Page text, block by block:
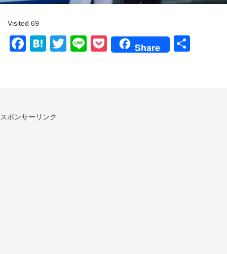
Visited 69
Facebook
Hatena
Twitter
LinePocket
Share
スポンサーリンク